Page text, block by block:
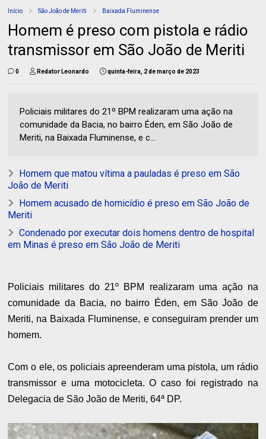
Início São João de Meriti Baixada Fluminense
Homem é preso com pistola e rádio
transmissor em São João de Meriti
0 Redator Leonardo quinta-feira, 2 de março de 2023
Policiais militares do 21º BPM realizaram uma ação na
comunidade da Bacia, no bairro Éden, em São João de
Meriti, na Baixada Fluminense, e c...
Homem que matou vítima a pauladas é preso em São
João de Meriti
Homem acusado de homicídio é preso em São João de
Meriti
Condenado por executar dois homens dentro de hospital
em Minas é preso em São João de Meriti
Policiais militares do 21º BPM realizaram uma ação na
comunidade da Bacia, no bairro Éden, em São João de
Meriti, na Baixada Fluminense, e conseguiram prender um
homem.
Com o ele, os policiais apreenderam uma pistola, um rádio
transmissor e uma motocicleta. O caso foi registrado na
Delegacia de São João de Meriti, 64ª DP.